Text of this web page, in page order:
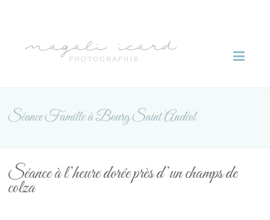
Séance Famille à Bourg Saint Andéol
Séance à l’heure dorée près d’un champs de
colza